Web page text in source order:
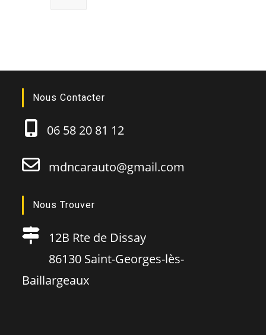
Nous Contacter
06 58 20 81 12
mdncarauto@gmail.com
Nous Trouver
12B Rte de Dissay
86130 Saint-Georges-lès-
Baillargeaux